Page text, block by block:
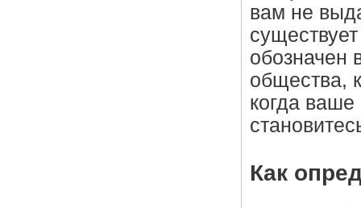
вам не
обозначен
общества,
когда
Как